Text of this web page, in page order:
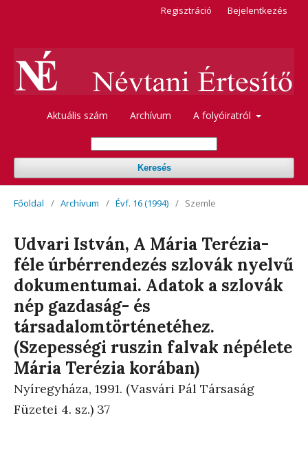
Aktuális szám Archívum A folyóiratról
Keresés
Regisztráció Bejelentkezés
Főoldal / Archívum / Évf. 16 (1994) / Szemle
Udvari István, A Mária Terézia-
féle úrbérrendezés szlovák nyelvű
dokumentumai. Adatok a szlovák
nép gazdaság- és
társadalomtörténetéhez.
(Szepességi ruszin falvak népélete
Mária Terézia korában)
Nyíregyháza, 1991. (Vasvári Pál Társaság
Füzetei 4. sz.) 37